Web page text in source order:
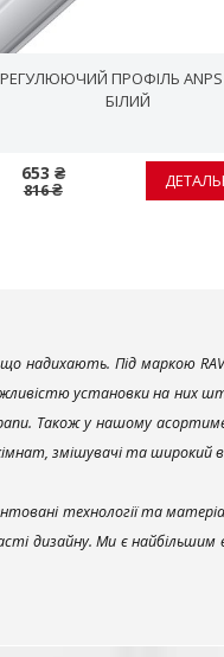
РЕГУЛЮЮЧИЙ ПРОФІЛЬ ANPS
БІЛИЙ
653 ₴
816 ₴
надихають. Під маркою
установки на них
Також у нашому
змішувачі та широкий
технології та
дизайну. Ми є